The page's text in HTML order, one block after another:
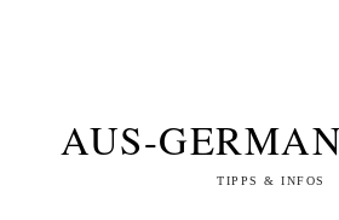
AUS-
TIPPS & INFOS